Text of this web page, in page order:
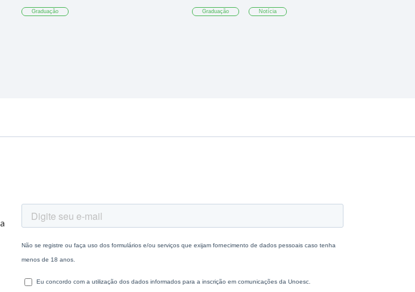
Graduação Graduação Notícia